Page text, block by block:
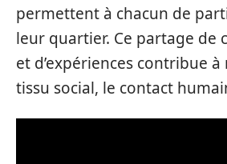
permettent à chacun de
leur quartier. Ce partage de
et d’expériences contribue
tissu social, le contact